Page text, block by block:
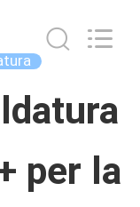
per la